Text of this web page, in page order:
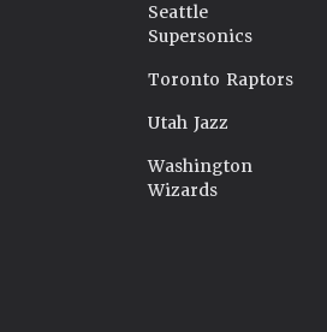
Seattle
Supersonics
Toronto Raptors
Utah Jazz
Washington
Wizards